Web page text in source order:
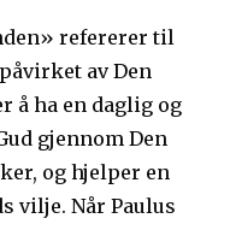
refererer til
av Den
å ha en daglig og
gjennom Den
og hjelper en
vilje. Når Paulus